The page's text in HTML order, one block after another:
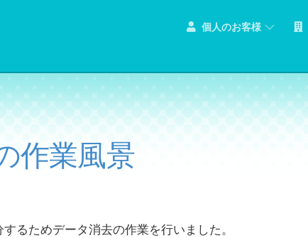
個人のお客様
作業風景
るためデータ消去の作業を行いました。